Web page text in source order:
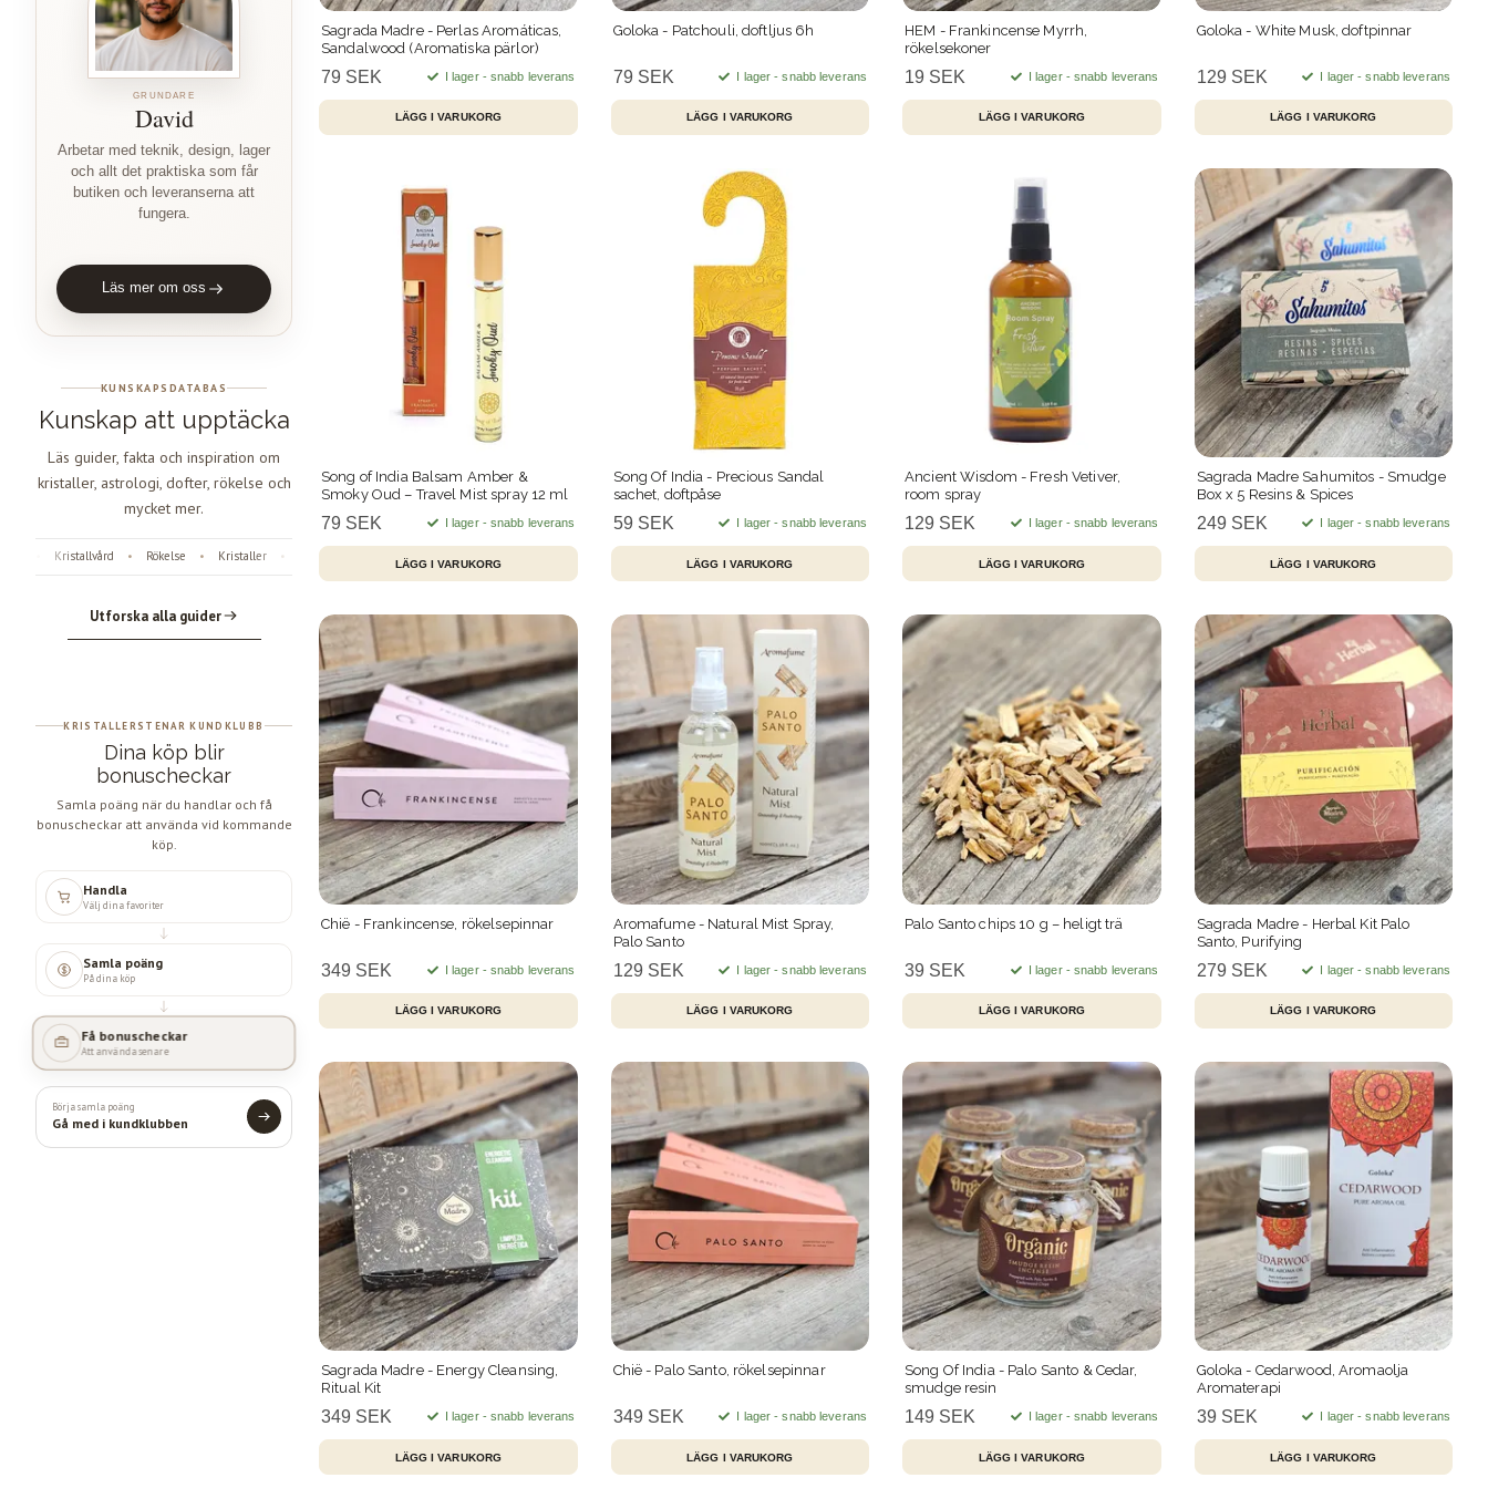
GRUNDARE
David
Arbetar med teknik, design, lager
och allt det praktiska som får
butiken och leveranserna att
fungera.
Läs mer om oss
KUNSKAPSDATABAS
Kunskap att upptäcka
Läs guider, fakta och inspiration om
kristaller, astrologi, dofter, rökelse och
mycket mer.
Kristallvård • Rökelse • Kristaller • Fossiler Astrologi Änglanummer Kristallvård Rökelse
Utforska alla guider
KRISTALLERSTENAR KUNDKLUBB
Dina köp blir
bonuscheckar
Samla poäng när du handlar och få
bonuscheckar att använda vid kommande
köp.
Handla
Välj dina favoriter
Samla poäng
På dina köp
Få bonuscheckar
Att använda senare
Börja samla poäng
Gå med i kundklubben
Sagrada Madre - Perlas Aromáticas,
Sandalwood (Aromatiska pärlor)
79 SEK I lager - snabb leverans
Goloka - Patchouli, doftljus 6h
79 SEK I lager - snabb leverans
HEM - Frankincense Myrrh,
rökelsekoner
19 SEK I lager - snabb leverans
Goloka - White Musk, doftpinnar
129 SEK I lager - snabb leverans
Song of India Balsam Amber &
Smoky Oud – Travel Mist spray 12 ml
79 SEK I lager - snabb leverans
Song Of India - Precious Sandal
sachet, doftpåse
59 SEK I lager - snabb leverans
Ancient Wisdom - Fresh Vetiver,
room spray
129 SEK I lager - snabb leverans
Sagrada Madre Sahumitos - Smudge
Box x 5 Resins & Spices
249 SEK I lager - snabb leverans
Chië - Frankincense, rökelsepinnar
349 SEK I lager - snabb leverans
Aromafume - Natural Mist Spray,
Palo Santo
129 SEK I lager - snabb leverans
Palo Santo chips 10 g – heligt trä
39 SEK I lager - snabb leverans
Sagrada Madre - Herbal Kit Palo
Santo, Purifying
279 SEK I lager - snabb leverans
Sagrada Madre - Energy Cleansing,
Ritual Kit
349 SEK I lager - snabb leverans
Chië - Palo Santo, rökelsepinnar
349 SEK I lager - snabb leverans
Song Of India - Palo Santo & Cedar,
smudge resin
149 SEK I lager - snabb leverans
Goloka - Cedarwood, Aromaolja
Aromaterapi
39 SEK I lager - snabb leverans